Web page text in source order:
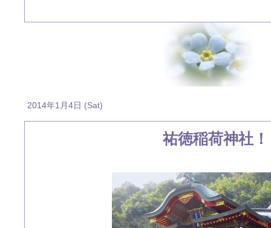
2014年1月4日 (Sat)
祐徳稲荷神社！